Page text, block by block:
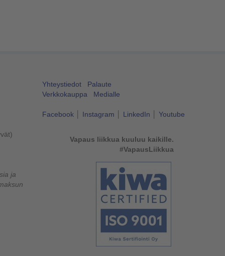
ja
Yhteystiedot
Palaute
Verkkokauppa
Medialle
Facebook│ Instagram LinkedIn Youtube
Vapaus liikkua kuuluu kaikille.
#VapausLiikkua